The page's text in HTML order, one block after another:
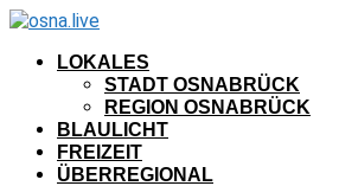
LOKALES
STADT OSNABRÜCK
REGION OSNABRÜCK
BLAULICHT
FREIZEIT
ÜBERREGIONAL